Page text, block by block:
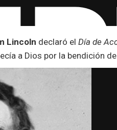
Lincoln declaró el Día de
a Dios por la bendición